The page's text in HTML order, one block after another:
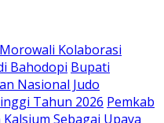
Kolaborasi
Bahodopi Bupati
Nasional Judo
Tahun 2026 Pemkab
Sebagai Upaya